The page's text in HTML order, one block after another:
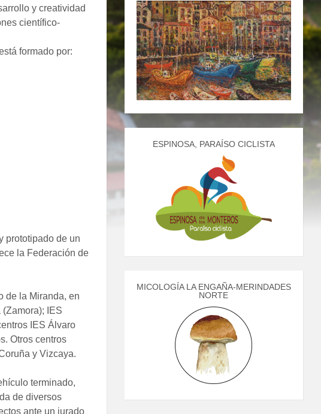
y creatividad
científico-
formado por:
prototipado de un
la Federación de
de la Miranda, en
IES
IES Álvaro
Otros centros
y Vizcaya.
terminado,
de diversos
ante un jurado
ESPINOSA, PARAÍSO CICLISTA
MICOLOGÍA LA ENGAÑA-MERINDADES
NORTE